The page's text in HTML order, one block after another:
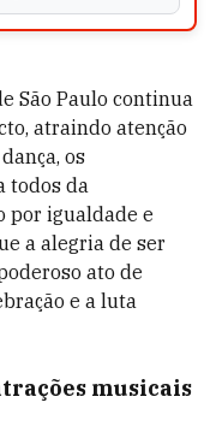
São Paulo continua
atraindo atenção
os
todos da
por igualdade e
a alegria de ser
ato de
e a luta
musicais